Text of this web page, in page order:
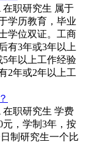
职研究生 属于
学历教育，毕业
学位双证。工商
有3年或3年以上
年以上工作经验
2年或2年以上工
职研究生 学费
元，学制3年，按
制研究生一个比